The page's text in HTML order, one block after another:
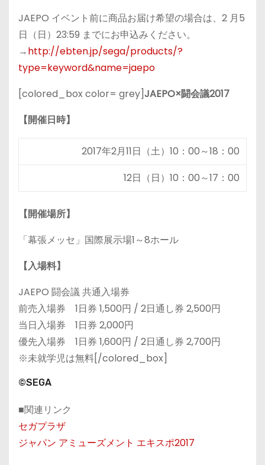
JAEPO イベント前に商品お届け希望の場合は、2 月5
日（日）23:59 までにお申込みください。
→http://ebten.jp/sega/products/?
type=keyword&name=jaepo
[colored_box color= grey]JAEPO×闘会議2017
【開催日時】
2017年2月11日（土）10：00～18：00
12日（日）10：00～17：00
【開催場所】
「幕張メッセ」国際展示場1～8ホール
【入場料】
JAEPO 闘会議 共通入場券
前売入場券 1日券 1,500円 / 2日通し券 2,500円
当日入場券 1日券 2,000円
優先入場券 1日券 1,600円 / 2日通し券 2,700円
※未就学児は無料[/colored_box]
©SEGA
■関連リンク
セガプラザ
ジャパン アミューズメント エキスポ2017